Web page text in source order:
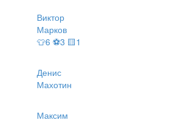
Виктор
Марков
👕6 ⚽3 🟨1
Денис
Махотин
Максим